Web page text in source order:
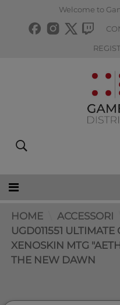
Welcome to
HOME
ACCESSORI
UGD011551
XENOSKIN MTG
THE NEW DAWN